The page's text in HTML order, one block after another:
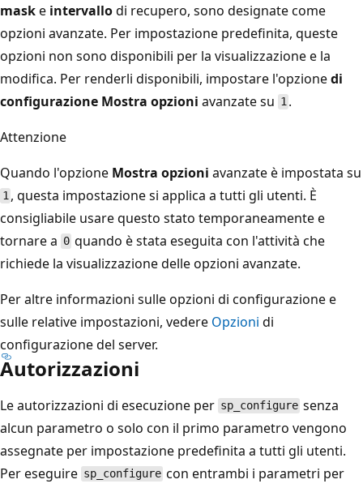
maske intervallodi recupero, sono designate come
opzioni avanzate. Per impostazione predefinita, queste
opzioni non sono disponibili per la visualizzazione e la
modifica. Per renderli disponibili, impostare l'opzionedi
configurazione Mostra opzioni avanzate su 1 .
Attenzione
Quando l'opzione Mostra opzioni avanzate è impostata su
1 , questa impostazione si applica a tutti gli utenti. È
consigliabile usare questo stato temporaneamente e
tornare a 0 quando è stata eseguita con l'attività che
richiede la visualizzazione delle opzioni avanzate.
Per altre informazioni sulle opzioni di configurazione e
sulle relative impostazioni, vedere Opzioni di
configurazione del server.
Autorizzazioni
Le autorizzazioni di esecuzione per sp_configure senza
alcun parametro o solo con il primo parametro vengono
assegnate per impostazione predefinita a tutti gli utenti.
Per eseguire sp_configure con entrambi i parametri per